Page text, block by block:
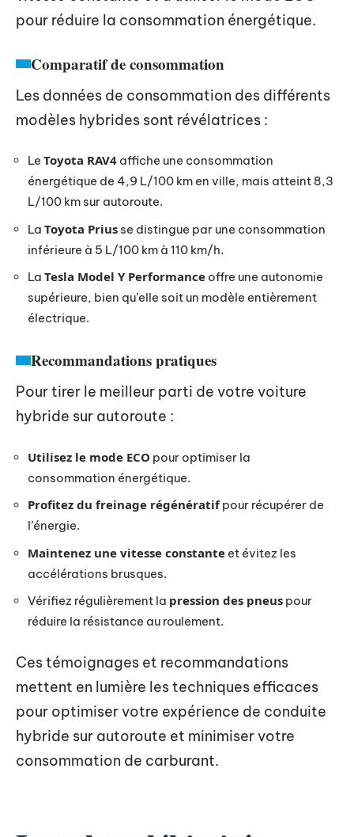
pour réduire la consommation énergétique.
Comparatif de consommation
Les données de consommation des différents
modèles hybrides sont révélatrices :
Le Toyota RAV4 affiche une consommation
énergétique de 4,9 L/100 km en ville, mais atteint 8,3
L/100 km sur autoroute.
La Toyota Prius se distingue par une consommation
inférieure à 5 L/100 km à 110 km/h.
La Tesla Model Y Performance offre une autonomie
supérieure, bien qu’elle soit un modèle entièrement
électrique.
Recommandations pratiques
Pour tirer le meilleur parti de votre voiture
hybride sur autoroute :
Utilisez le mode ECO pour optimiser la
consommation énergétique.
Profitez du freinage régénératifpour récupérer de
l’énergie.
Maintenez une vitesse constante et évitez les
accélérations brusques.
Vérifiez régulièrement la pression des pneus pour
réduire la résistance au roulement.
Ces témoignages et recommandations
mettent en lumière les techniques efficaces
pour optimiser votre expérience de conduite
hybride sur autoroute et minimiser votre
consommation de carburant.